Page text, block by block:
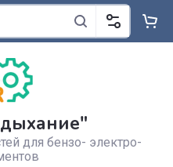
для бензо- электро-